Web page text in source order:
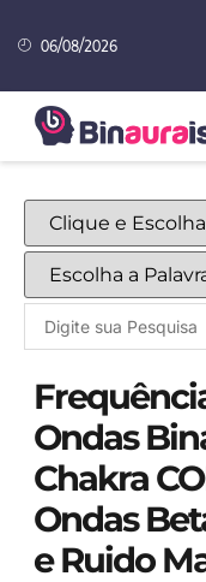
06/08/2026
Ondas
Chakra
Ondas
e Ruido